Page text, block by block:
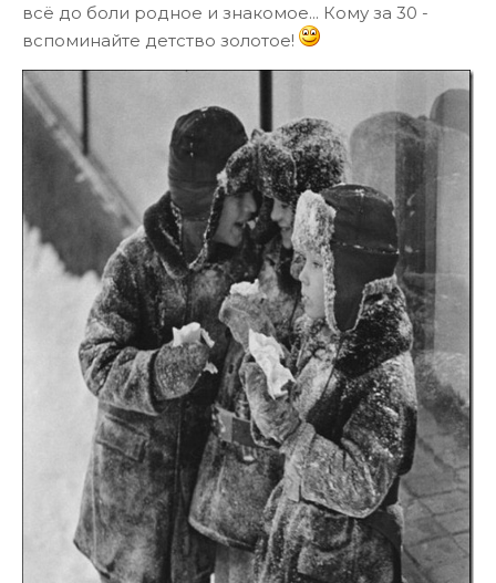
всё до боли родное и знакомое... Кому за 30 -
вспоминайте детство золотое!